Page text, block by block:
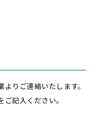
りご連絡いたします。
記入ください。